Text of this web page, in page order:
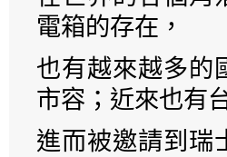
電箱的存在，
也有越來越多的
市容；近來也有
進而被邀請到瑞